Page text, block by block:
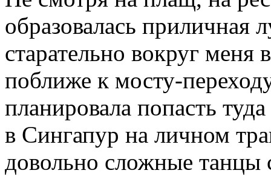
образовалась приличная
старательно вокруг
поближе к мосту-
планировала попасть
в Сингапур на личном
довольно сложные танцы